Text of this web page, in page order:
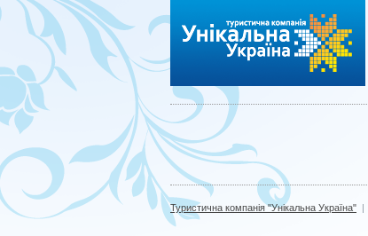
Туристична компанія "Унікальна Україна" |